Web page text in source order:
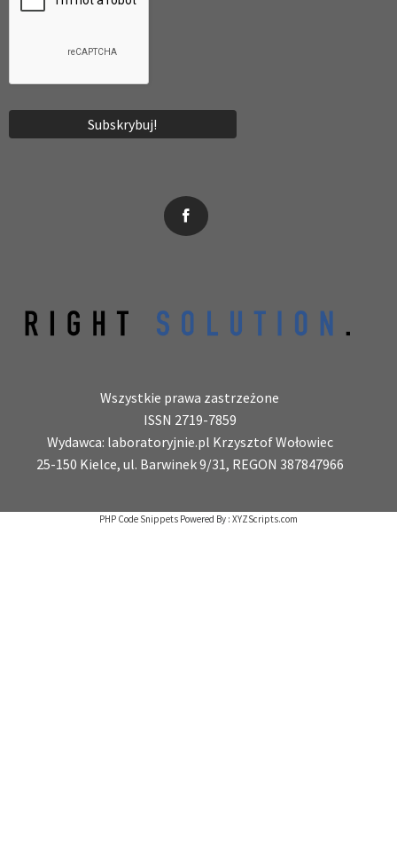
Wszystkie prawa zastrzeżone
ISSN 2719-7859
Wydawca: laboratoryjnie.pl Krzysztof Wołowiec
25-150 Kielce, ul. Barwinek 9/31, REGON 387847966
PHP Code Snippets Powered By : XYZScripts.com